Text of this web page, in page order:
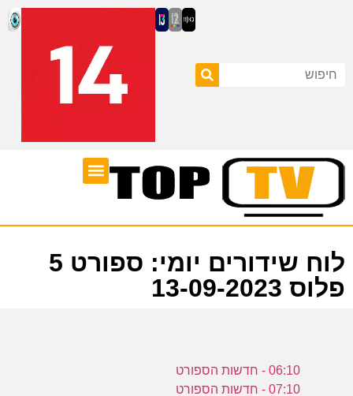
לוח שידורים יומי: ספורט 5
פלוס 13-09-2023
06:10 - חדשות הספורט
07:10 - חדשות הספורט